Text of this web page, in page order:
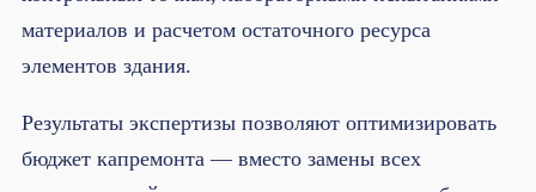
материалов и расчетом остаточного ресурса
элементов здания.
Результаты экспертизы позволяют оптимизировать
бюджет капремонта — вместо замены всех